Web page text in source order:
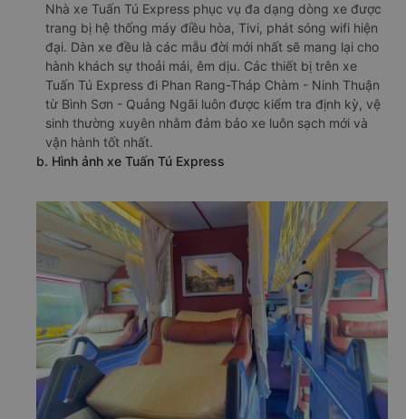
Nhà xe Tuấn Tú Express phục vụ đa dạng dòng xe được
trang bị hệ thống máy điều hòa, Tivi, phát sóng wifi hiện
đại. Dàn xe đều là các mẫu đời mới nhất sẽ mang lại cho
hành khách sự thoải mái, êm dịu. Các thiết bị trên xe
Tuấn Tú Express đi Phan Rang-Tháp Chàm - Ninh Thuận
từ Bình Sơn - Quảng Ngãi luôn được kiểm tra định kỳ, vệ
sinh thường xuyên nhằm đảm bảo xe luôn sạch mới và
vận hành tốt nhất.
b. Hình ảnh xe Tuấn Tú Express